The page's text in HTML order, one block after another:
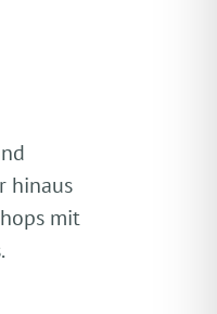
hinaus
mit